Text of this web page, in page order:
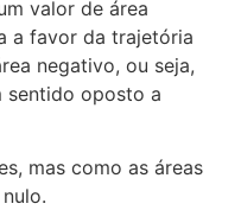
valor de área
a favor da trajetória
negativo, ou seja,
sentido oposto a
mas como as áreas